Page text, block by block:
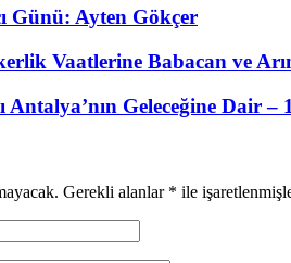
Günü: Ayten Gökçer
Vaatlerine Babacan ve
Geleceğine Dair –
Gerekli alanlar * ile